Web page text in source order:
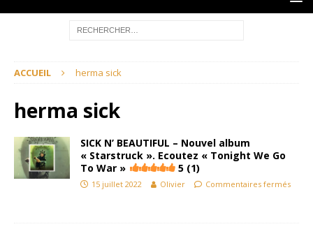
ACCUEIL herma sick
herma sick
SICK N’ BEAUTIFUL – Nouvel album
« Starstruck ». Ecoutez « Tonight We Go
To War »
5 (1)
15 juillet 2022 Olivier Commentaires fermés